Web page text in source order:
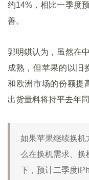
约14%，相比一季度
善。
郭明錤认为，虽然在
成熟，但苹果的以旧
和欧洲市场的份额提
出货量料将持平去年同
如果苹果继续换机
么在换机需求、换
下，预计二季度